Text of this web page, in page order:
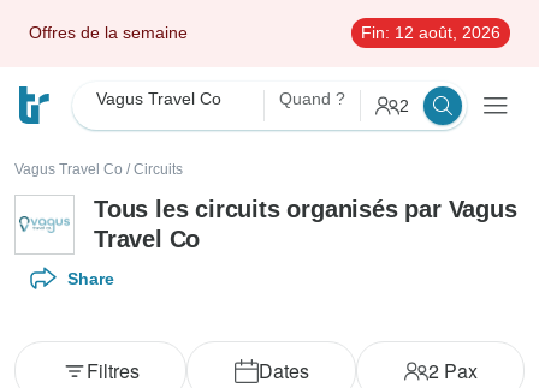
Offres de la semaine Fin: 12 août, 2026
Vagus Travel Co Quand ? 2
Vagus Travel Co / Circuits
Tous les circuits organisés par Vagus
Travel Co
Share
Dates 2Pax
Filtres